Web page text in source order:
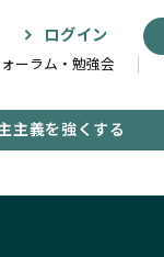
ログイン
ーラム・勉強会
主義を強くする